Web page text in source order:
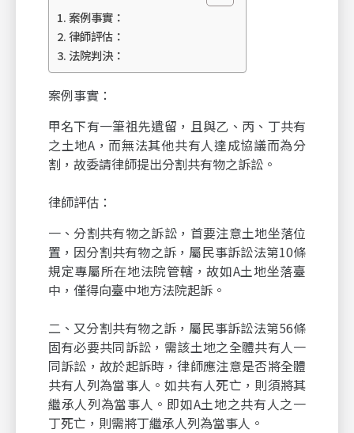
案例事實：
律師評估：
法院判決：
案例事實：
甲名下有一筆祖先遺留，且與乙、丙、丁共有
之土地A，而無法其他共有人達成協議而為分
割，故委請律師提出分割共有物之訴訟。
律師評估：
一、分割共有物之訴訟，首要注意土地坐落位
置，因分割共有物之訴，屬民事訴訟法第10條
規定專屬所在地法院管轄，故如A土地坐落臺
中，僅得向臺中地方法院起訴。
二、又分割共有物之訴，屬民事訴訟法第56條
固有必要共同訴訟，需該土地之全體共有人一
同訴訟，故於起訴時，律師應注意是否將全體
共有人列為當事人。如共有人死亡，則須將其
繼承人列為當事人。即如A土地之共有人之一
丁死亡，則需將丁繼承人列為當事人。